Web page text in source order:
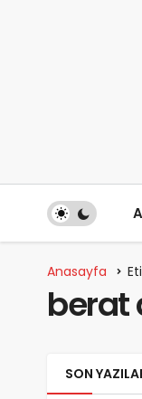
Anasayfa
berat
SON